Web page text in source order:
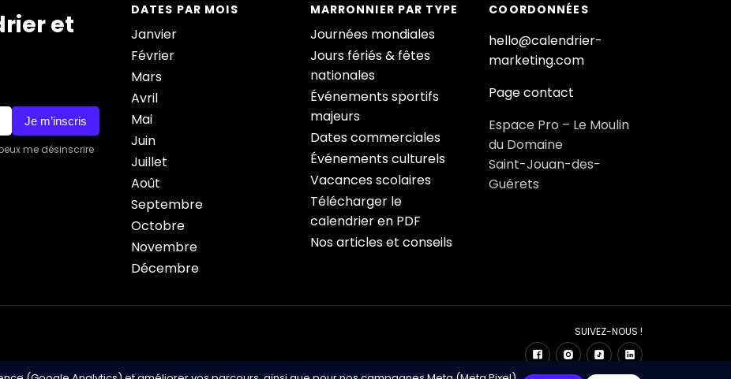
et
Je m’inscris
me désinscrire
DATES PAR MOIS
Janvier
Février
Mars
Avril
Mai
Juin
Juillet
Août
Septembre
Octobre
Novembre
Décembre
MARRONNIER PAR TYPE
Journées mondiales
Jours fériés & fêtes
nationales
Événements sportifs
majeurs
Dates commerciales
Événements culturels
Vacances scolaires
Télécharger le
calendrier en PDF
Nos articles et conseils
COORDONNÉES
hello@calendrier-
marketing.com
Page contact
Espace Pro – Le Moulin
du Domaine
Saint-Jouan-des-
Guérets
SUIVEZ-NOUS !